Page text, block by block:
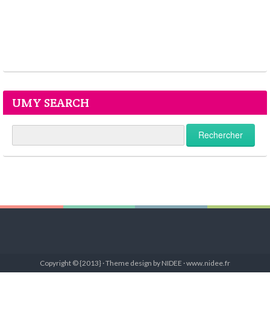
UMY SEARCH
Copyright © {2013} · Theme design by NIDEE · www.nidee.fr